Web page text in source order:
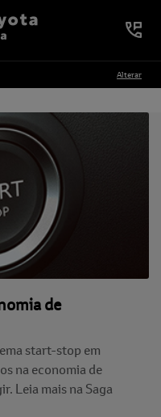
Alterar
de
start-stop em
na economia de
Leia mais na Saga